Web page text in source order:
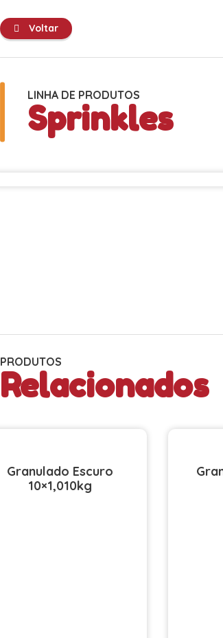
Voltar
LINHA DE PRODUTOS
Sprinkles
PRODUTOS
Relacionados
Granulado Escuro
10×1,010kg